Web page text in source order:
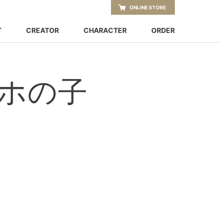
CREATOR CHARACTER ORDER
ONLINE STORE
の子